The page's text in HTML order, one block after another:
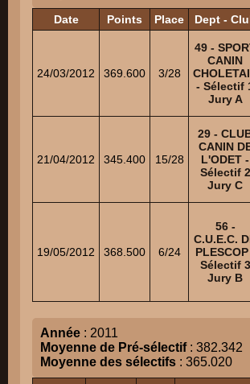
Date Points Place Dept -
24/03/2012 369.600 3/28
49 -
CANIN
- Sélectif
Jury A
21/04/2012 345.400 15/28
29 -
CANIN
L'ODET -
Sélectif 2
Jury C
19/05/2012 368.500 6/24
56 -
C.U.E.C.
Sélectif 3
Jury B
Année : 2011
Moyenne de Pré-sélectif: 382.342
Moyenne des sélectifs : 365.020